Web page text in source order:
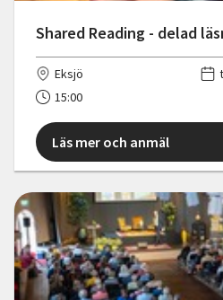
Shared Reading - delad
Eksjö
15:00
Läs mer och anmäl